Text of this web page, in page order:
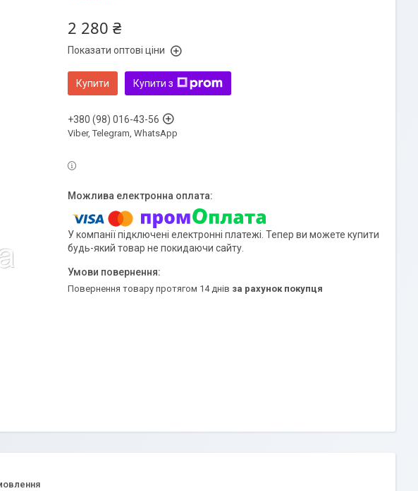
2 280 ₴
Показати оптові ціни
Купити Купити з
+380 (98) 016-43-56
Viber, Telegram, WhatsApp
У компанії підключені електронні платежі. Тепер ви можете купити
будь-який товар не покидаючи сайту.
повернення товару протягом 14 днів за рахунок покупця